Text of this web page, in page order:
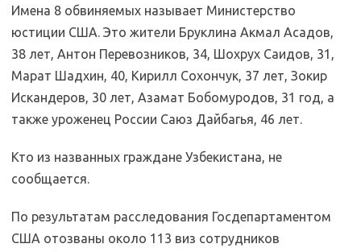
Имена 8 обвиняемых называет Министерство
юстиции США. Это жители Бруклина Акмал Асадов,
38 лет, Антон Перевозников, 34, Шохрух Саидов, 31,
Марат Шадхин, 40, Кирилл Сохончук, 37 лет, Зокир
Искандеров, 30 лет, Азамат Бобомуродов, 31 год, а
также уроженец России Саюз Дайбагья, 46 лет.
Кто из названных граждане Узбекистана, не
сообщается.
По результатам расследования Госдепартаментом
США отозваны около 113 виз сотрудников